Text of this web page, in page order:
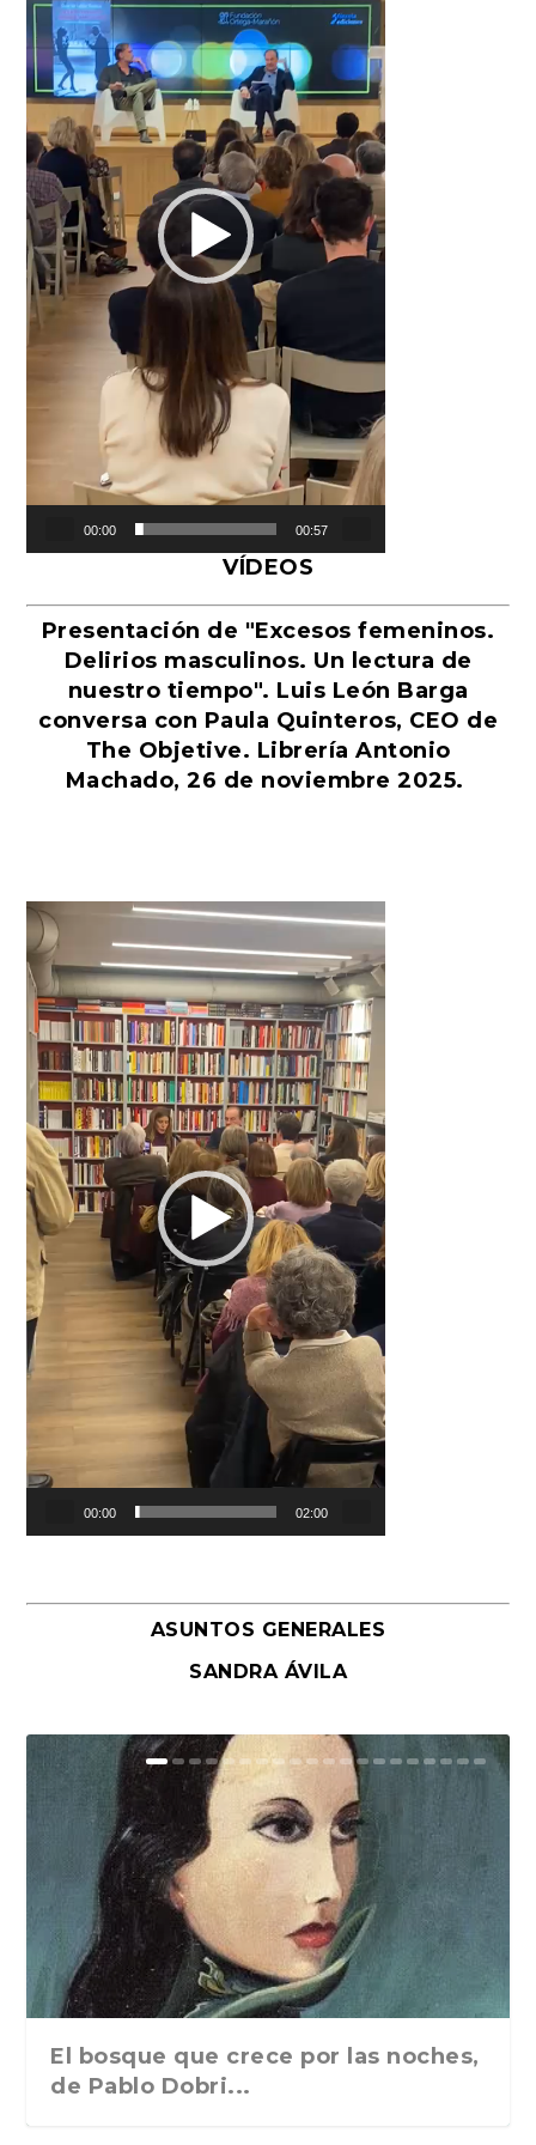
00:00 00:57
VÍDEOS
Presentación de "Excesos femeninos.
Delirios masculinos. Un lectura de
nuestro tiempo". Luis León Barga
conversa con Paula Quinteros, CEO de
The Objetive. Librería Antonio
Machado, 26 de noviembre 2025.
Reproductor
de
vídeo
00:00 02:00
ASUNTOS GENERALES
SANDRA ÁVILA
El bosque que crece por las noches,
de Pablo Dobri...